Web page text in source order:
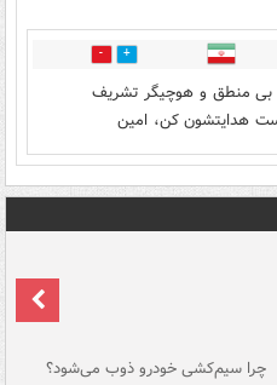
3
منطق و هوچیگر تشریف
هدایتشون کن، امین
چرا سیم‌کشی خودرو ذوب می‌شود؟